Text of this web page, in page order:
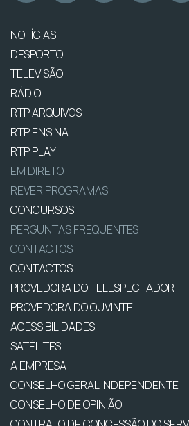
NOTÍCIAS
DESPORTO
TELEVISÃO
RÁDIO
RTP ARQUIVOS
RTP ENSINA
RTP PLAY
EM DIRETO
REVER PROGRAMAS
CONCURSOS
PERGUNTAS FREQUENTES
CONTACTOS
CONTACTOS
PROVEDORA DO TELESPECTADOR
PROVEDORA DO OUVINTE
ACESSIBILIDADES
SATÉLITES
A EMPRESA
CONSELHO GERAL INDEPENDENTE
CONSELHO DE OPINIÃO